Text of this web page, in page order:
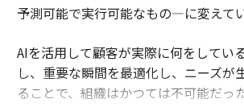
予測可能で実行可能なもの—に変えてい
AIを活用して顧客が実際に何をしてい
し、重要な瞬間を最適化し、ニーズが
ることで、組織はかつては不可能だっ